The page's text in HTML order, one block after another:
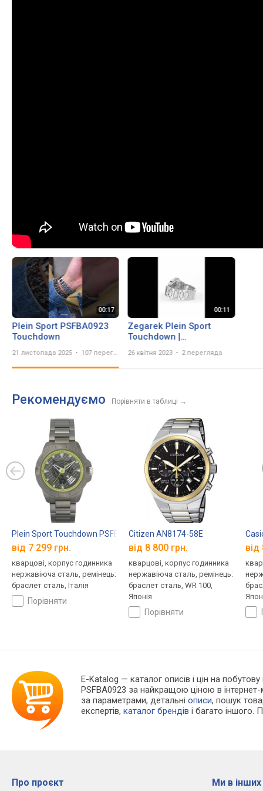
Plein Sport PSFBA0923
Touchdown
21 листопада 2025 107 переглядів
Zegarek Plein Sport
Touchdown |
26 квітня 2023 2 перегляда
Рекомендуємо Порівняти в таблиці →
Plein Sport Touchdown PSFBA1023
від 7 299 грн.
кварцові, корпус годинника
нержавіюча сталь, ремінець:
браслет сталь, Італія
порівняти
Citizen AN8174-58E
від 8 800 грн.
кварцові, корпус годинника
нержавіюча сталь, ремінець:
браслет сталь, WR 100,
Японія
порівняти
від
E-Katalog — каталог описів і цін на
PSFBA0923 за найкращою ціною в
за параметрами, детальніописи, пошук
експертів,каталог брендів і багато іншого.
Про проєкт Ми в інших